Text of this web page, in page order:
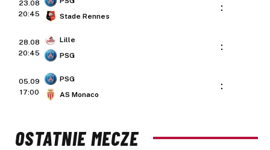
23.08
20:45
Stade Rennes
:
28.08
20:45
Lille
PSG
:
05.09
17:00
PSG
AS Monaco
:
OSTATNIE MECZE